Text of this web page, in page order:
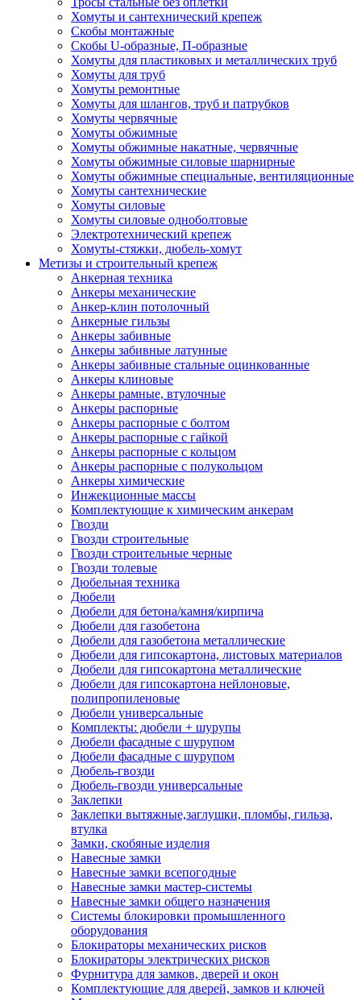
Хомуты и сантехнический крепеж
Скобы монтажные
Скобы U-образные, П-образные
Хомуты для пластиковых и металлических труб
Хомуты для труб
Хомуты ремонтные
Хомуты для шлангов, труб и патрубков
Хомуты червячные
Хомуты обжимные
Хомуты обжимные накатные, червячные
Хомуты обжимные силовые шарнирные
Хомуты обжимные специальные, вентиляционные
Хомуты сантехнические
Хомуты силовые
Хомуты силовые одноболтовые
Электротехнический крепеж
Хомуты-стяжки, дюбель-хомут
Метизы и строительный крепеж
Анкерная техника
Анкеры механические
Анкер-клин потолочный
Анкерные гильзы
Анкеры забивные
Анкеры забивные латунные
Анкеры забивные стальные оцинкованные
Анкеры клиновые
Анкеры рамные, втулочные
Анкеры распорные
Анкеры распорные с болтом
Анкеры распорные с гайкой
Анкеры распорные с кольцом
Анкеры распорные с полукольцом
Анкеры химические
Инжекционные массы
Комплектующие к химическим анкерам
Гвозди
Гвозди строительные
Гвозди строительные черные
Гвозди толевые
Дюбельная техника
Дюбели
Дюбели для бетона/камня/кирпича
Дюбели для газобетона
Дюбели для газобетона металлические
Дюбели для гипсокартона, листовых материалов
Дюбели для гипсокартона металлические
Дюбели для гипсокартона нейлоновые,
полипропиленовые
Дюбели универсальные
Комплекты: дюбели + шурупы
Дюбели фасадные с шурупом
Дюбели фасадные с шурупом
Дюбель-гвозди
Дюбель-гвозди универсальные
Заклепки
Заклепки вытяжные,заглушки, пломбы, гильза,
втулка
Замки, скобяные изделия
Навесные замки
Навесные замки всепогодные
Навесные замки мастер-системы
Навесные замки общего назначения
Системы блокировки промышленного
оборудования
Блокираторы механических рисков
Блокираторы электрических рисков
Фурнитура для замков, дверей и окон
Комплектующие для дверей, замков и ключей